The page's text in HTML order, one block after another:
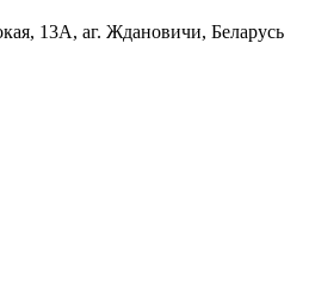
13А, аг. Ждановичи, Беларусь